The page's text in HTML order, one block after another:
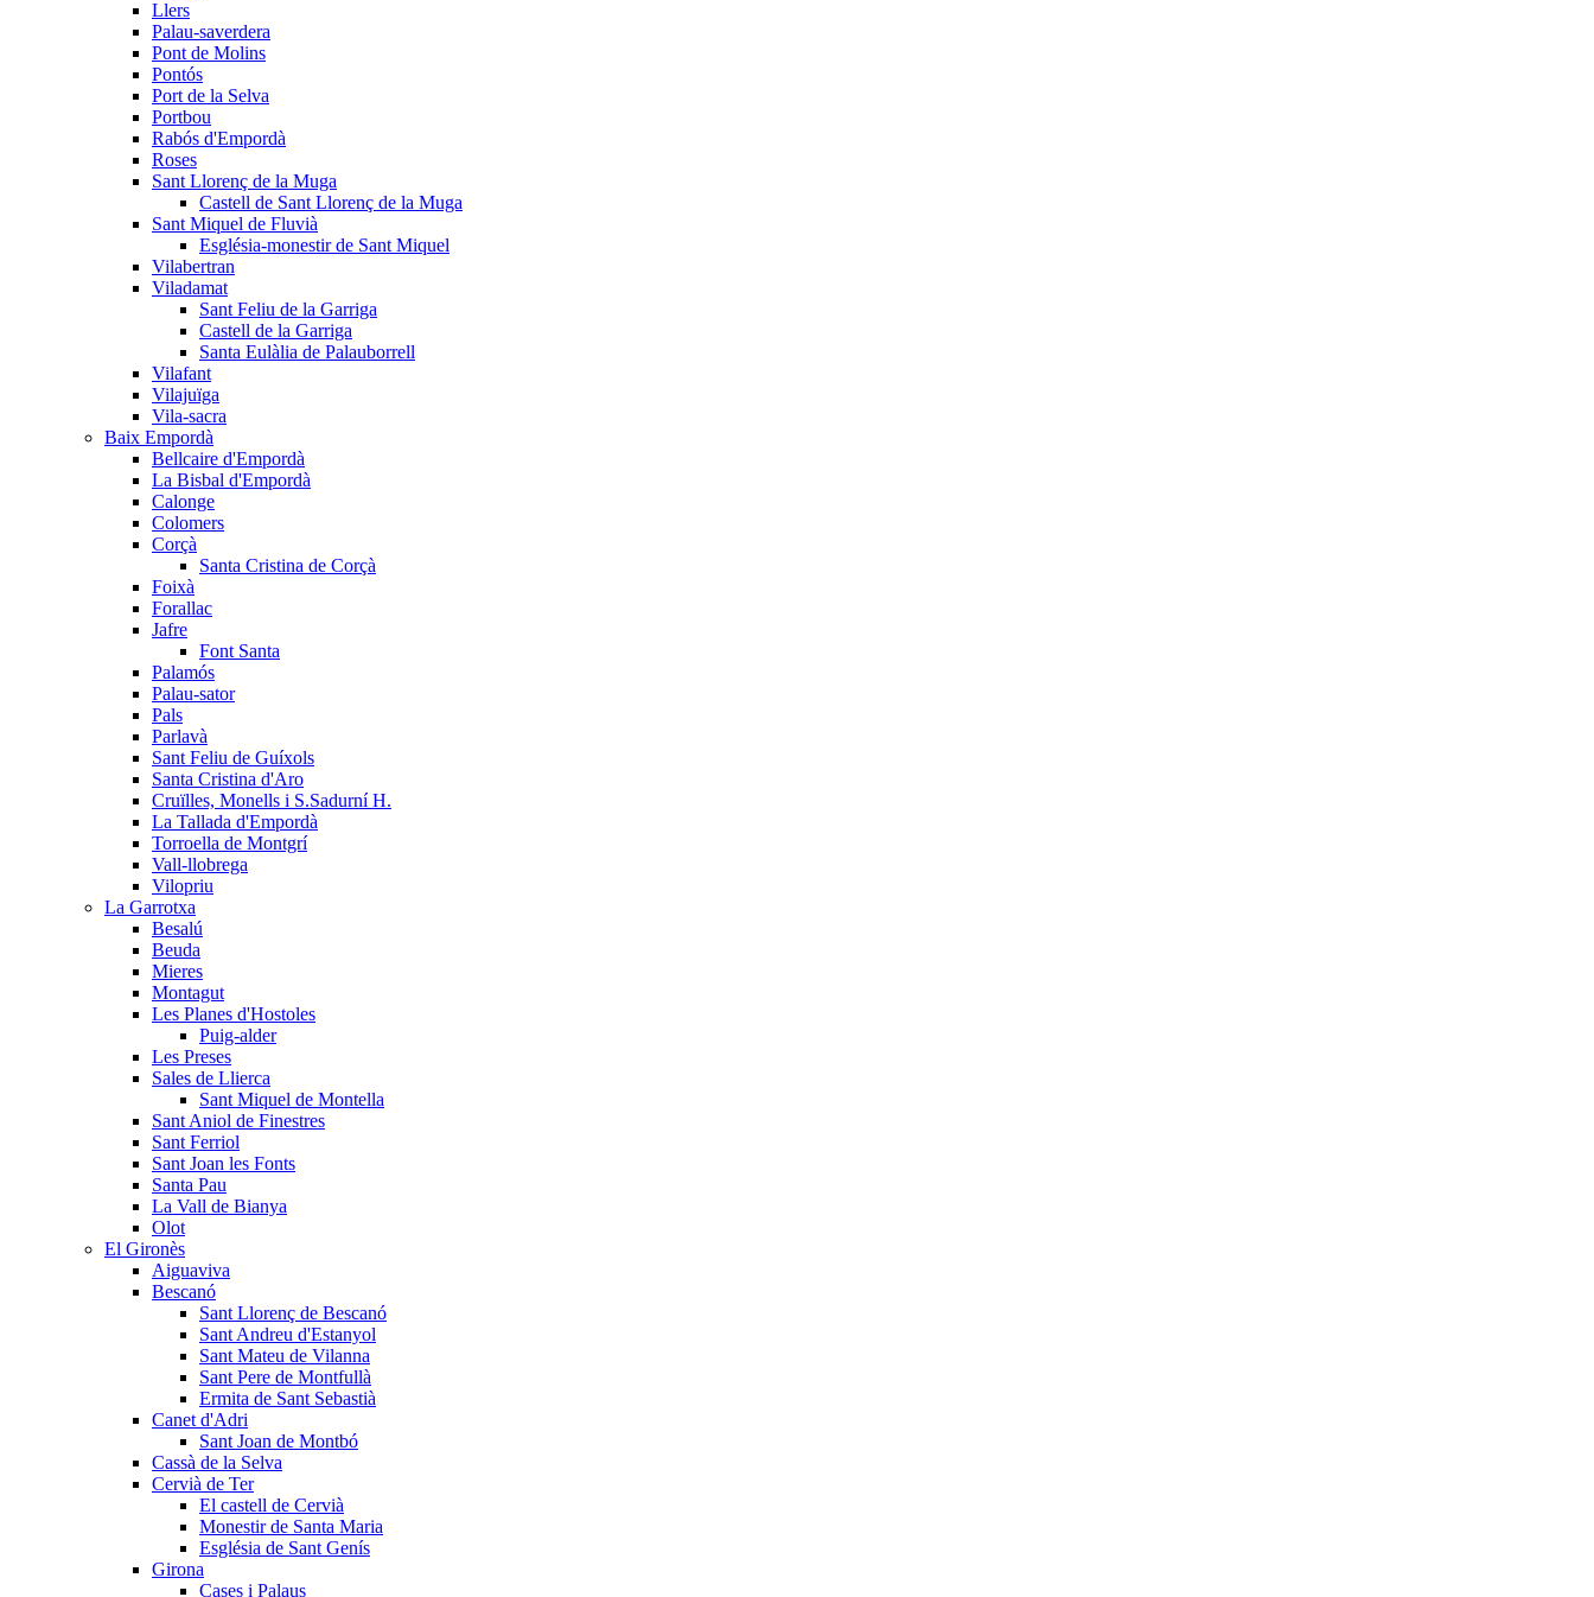
Llers
Palau-saverdera
Pont de Molins
Pontós
Port de la Selva
Portbou
Rabós d'Empordà
Roses
Sant Llorenç de la Muga
Castell de Sant Llorenç de la Muga
Sant Miquel de Fluvià
Església-monestir de Sant Miquel
Vilabertran
Viladamat
Sant Feliu de la Garriga
Castell de la Garriga
Santa Eulàlia de Palauborrell
Vilafant
Vilajuïga
Vila-sacra
Baix Empordà
Bellcaire d'Empordà
La Bisbal d'Empordà
Calonge
Colomers
Corçà
Santa Cristina de Corçà
Foixà
Forallac
Jafre
Font Santa
Palamós
Palau-sator
Pals
Parlavà
Sant Feliu de Guíxols
Santa Cristina d'Aro
Cruïlles, Monells i S.Sadurní H.
La Tallada d'Empordà
Torroella de Montgrí
Vall-llobrega
Vilopriu
La Garrotxa
Besalú
Beuda
Mieres
Montagut
Les Planes d'Hostoles
Puig-alder
Les Preses
Sales de Llierca
Sant Miquel de Montella
Sant Aniol de Finestres
Sant Ferriol
Sant Joan les Fonts
Santa Pau
La Vall de Bianya
Olot
El Gironès
Aiguaviva
Bescanó
Sant Llorenç de Bescanó
Sant Andreu d'Estanyol
Sant Mateu de Vilanna
Sant Pere de Montfullà
Ermita de Sant Sebastià
Canet d'Adri
Sant Joan de Montbó
Cassà de la Selva
Cervià de Ter
El castell de Cervià
Monestir de Santa Maria
Església de Sant Genís
Girona
Cases i Palaus